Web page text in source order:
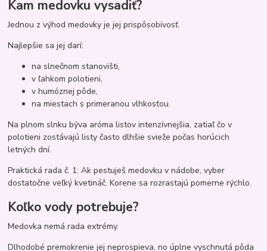
Kam medovku vysadiť?
Jednou z výhod medovky je jej prispôsobivosť.
Najlepšie sa jej darí:
na slnečnom stanovišti,
v ľahkom polotieni,
v humóznej pôde,
na miestach s primeranou vlhkosťou.
Na plnom slnku býva aróma listov intenzívnejšia, zatiaľ čo v
polotieni zostávajú listy často dlhšie svieže počas horúcich
letných dní.
Praktická rada č. 1: Ak pestuješ medovku v nádobe, vyber
dostatočne veľký kvetináč. Korene sa rozrastajú pomerne rýchlo.
Koľko vody potrebuje?
Medovka nemá rada extrémy.
Dlhodobé premokrenie jej neprospieva, no úplne vyschnutá pôda